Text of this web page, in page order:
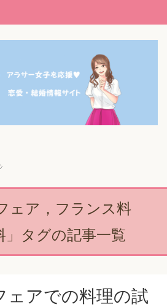
ェア，フランス料
」タグの記事一覧
ェアでの料理の試